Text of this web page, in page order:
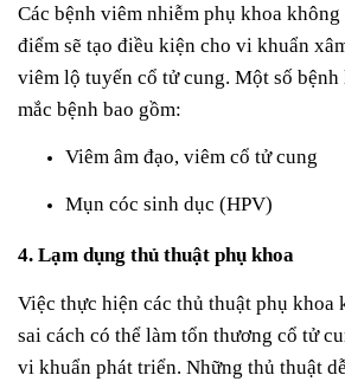
Các bệnh viêm nhiễm phụ khoa
điểm sẽ tạo điều kiện cho vi khuẩn
viêm lộ tuyến cổ tử cung. Một số
mắc bệnh bao gồm:
Viêm âm đạo, viêm cổ tử cung
Mụn cóc sinh dục (HPV)
4. Lạm dụng thủ thuật phụ khoa
Việc thực hiện các thủ thuật phụ khoa
sai cách có thể làm tổn thương cổ tử
vi khuẩn phát triển. Những thủ thuật